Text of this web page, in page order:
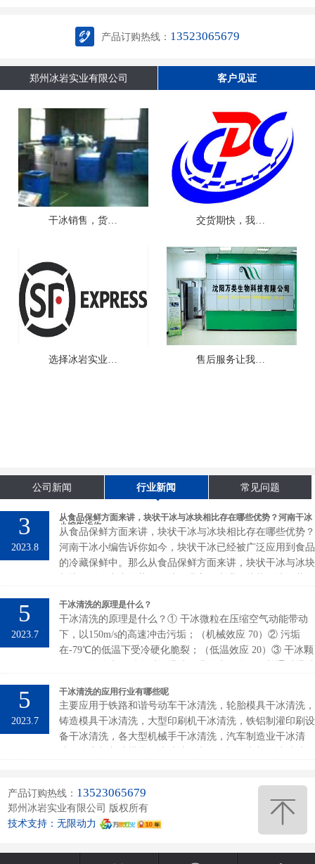
产品订购热线： 13523065679
郑州冰岩实业有限公司 客户见证
干冰销售，货源充足 交货期快，我们放心
公司新闻 行业新闻 常见问题
3
2023.8
从食品保鲜方面来讲，块状干冰与冰块相比存在哪些优势？河南干冰
小编告诉你
从食品保鲜方面来讲，块状干冰与冰块相比存在哪些优势？
河南干冰小编告诉你如今，块状干冰已经被广泛应用到食品
的冷藏保鲜中。那么从食品保鲜方面来讲，块状干冰与冰块
吸热升华不会对保存的物品造成任何损害。因为块状干冰升
华后变成了无毒、无色、无味的二氧化碳气体。正是由于块
状干冰超低的温度使得其在降温冷藏方面和运输方面得到了
广泛的应用。因为它能够使物体在运输或者保存的状态下保
5
2023.7
干冰清洗的原理是什么？
干冰清洗的原理是什么？① 干冰微粒在压缩空气动能带动
下，以150m/s的高速冲击污垢；（机械效应 70）② 污垢
在-79℃的低温下受冷硬化脆裂；（低温效应 20）③ 干冰颗
冰清洗的优势在哪里?在线清洗，无需拆机干冰清洗过程是
完全干燥的、且不导电，它可免去传统意义上繁琐的停车、
拆机、装机和调试工作，直接深入缝隙和凹槽、直达清洁死
角。柔性清洗，无磨损干冰清洗不会对物体表面产生任何磨
5
2023.7
干冰清洗的应用行业有哪些呢
主要应用于铁路和谐号动车干冰清洗，轮胎模具干冰清洗，
铸造模具干冰清洗，大型印刷机干冰清洗，铁铝制灌印刷设
备干冰清洗，各大型机械手干冰清洗，汽车制造业干冰清
双向拉伸TDO风箱干冰清洗，大型变电站干冰清洗，海事
业，历史建筑干冰清洗，公交公司4S店汽车发动机干冰清
洗，大型企业配电设施干冰清洗， 等诸多行业。
产品订购热线： 13523065679
郑州冰岩实业有限公司 版权所有
技术支持：无限动力